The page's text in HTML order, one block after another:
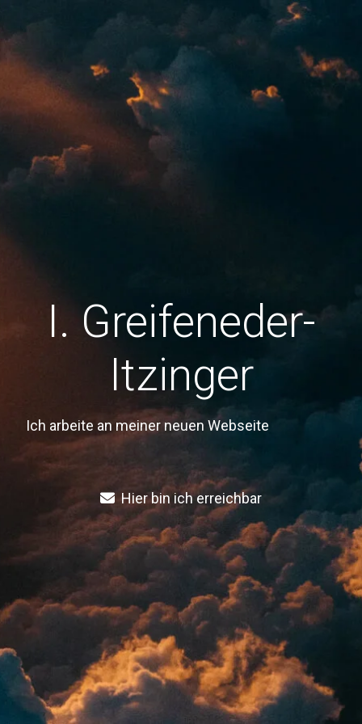
I. Greifeneder-
Itzinger
Ich arbeite an meiner neuen Webseite
Hier bin ich erreichbar